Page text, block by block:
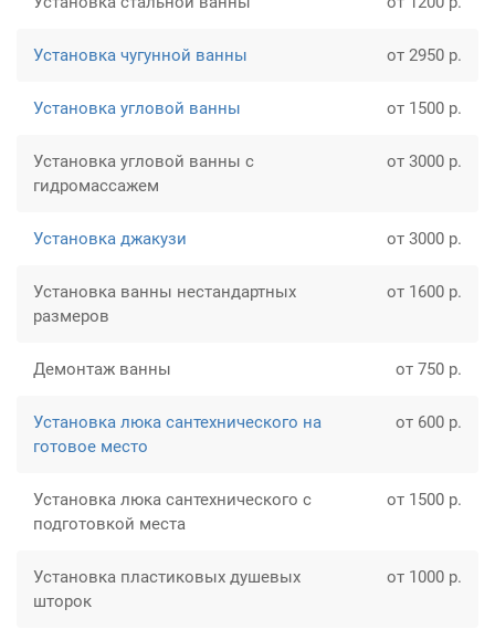
Установка чугунной ванны от 2950 р.
Установка угловой ванны от 1500 р.
Установка угловой ванны с
гидромассажем
от 3000 р.
Установка джакузи от 3000 р.
Установка ванны нестандартных
размеров
от 1600 р.
Демонтаж ванны от 750 р.
Установка люка сантехнического на
готовое место
от 600 р.
Установка люка сантехнического с
подготовкой места
от 1500 р.
Установка пластиковых душевых
шторок
от 1000 р.